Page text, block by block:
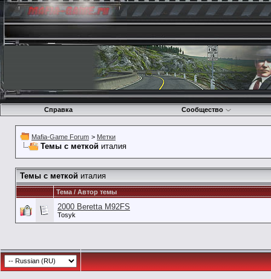
Справка Сообщество
Mafia-Game Forum > Метки
Темы с меткой италия
Темы с меткой италия
Тема / Автор темы
2000 Beretta M92FS
Tosyk